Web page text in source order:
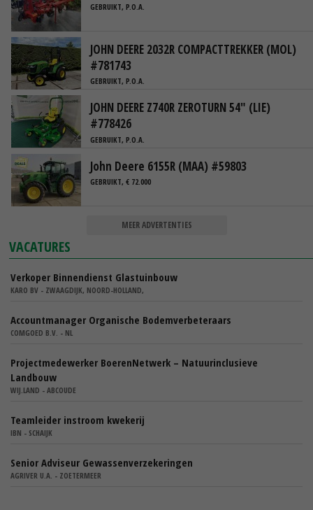
GEBRUIKT, P.O.A.
JOHN DEERE 2032R COMPACTTREKKER (MOL)
#781743
GEBRUIKT, P.O.A.
JOHN DEERE Z740R ZEROTURN 54" (LIE)
#778426
GEBRUIKT, P.O.A.
John Deere 6155R (MAA) #59803
GEBRUIKT, € 72.000
MEER ADVERTENTIES
VACATURES
Verkoper Binnendienst Glastuinbouw
KARO BV - ZWAAGDIJK, NOORD-HOLLAND,
Accountmanager Organische Bodemverbeteraars
COMGOED B.V. - NL
Projectmedewerker BoerenNetwerk – Natuurinclusieve
Landbouw
WIJ.LAND - ABCOUDE
Teamleider instroom kwekerij
IBN - SCHAIJK
Senior Adviseur Gewassenverzekeringen
AGRIVER U.A. - ZOETERMEER